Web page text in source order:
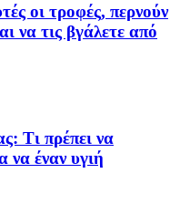
οι τροφές, περνούν
να τις βγάλετε από
Τι πρέπει να
να έναν υγιή